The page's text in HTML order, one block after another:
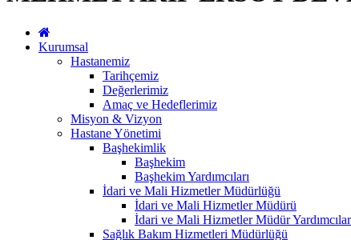
Kurumsal
Hastanemiz
Tarihçemiz
Değerlerimiz
Amaç ve Hedeflerimiz
Misyon & Vizyon
Hastane Yönetimi
Başhekimlik
Başhekim
Başhekim Yardımcıları
İdari ve Mali Hizmetler Müdürlüğü
İdari ve Mali Hizmetler Müdürü
İdari ve Mali Hizmetler Müdür
Sağlık Bakım Hizmetleri Müdürlüğü